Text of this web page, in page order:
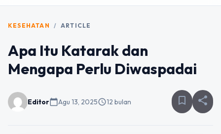
KESEHATAN / ARTICLE
Apa Itu Katarak dan
Mengapa Perlu Diwaspadai
Editorcalendar_todayAgu 13, 2025schedule12 bulan bookmark_border share